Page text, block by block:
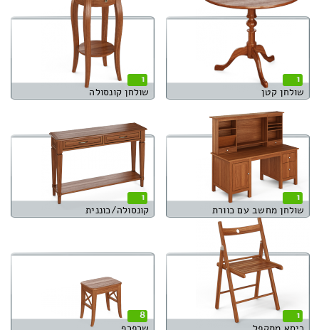
1
שולחן קטן
1
שולחן קונסולה
1
שולחן מחשב עם כוורת
1
קונסולה/כוננית
1
8